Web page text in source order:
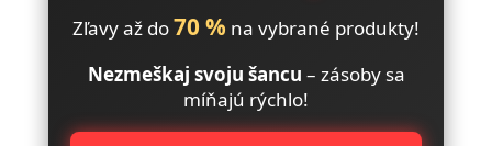
Zľavy až do70 % na vybrané produkty!
Nezmeškaj svoju šancu – zásoby sa
míňajú rýchlo!